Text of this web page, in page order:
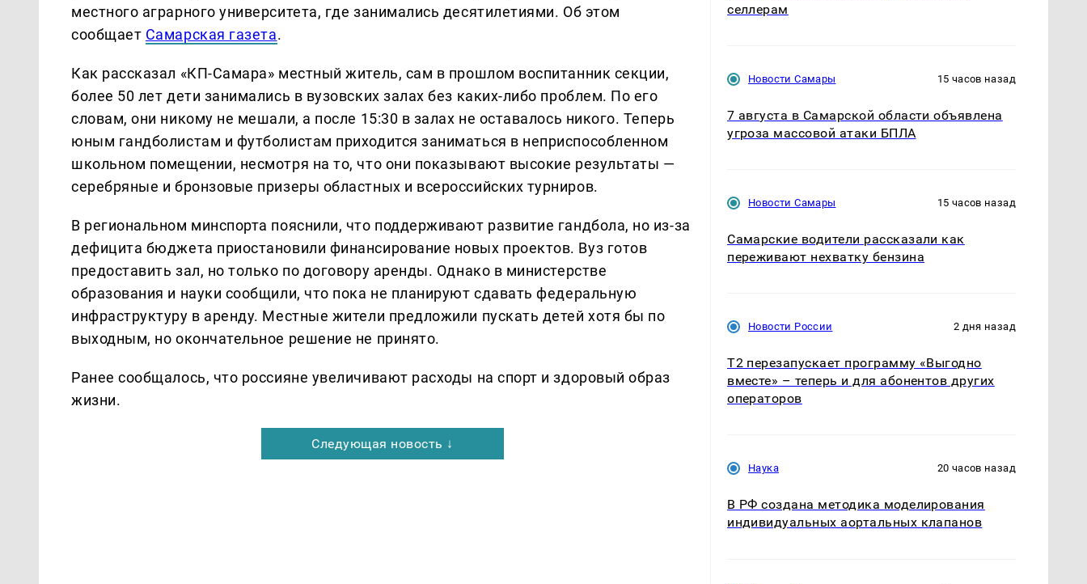
местного аграрного университета, где занимались десятилетиями. Об этом
сообщает Самарская газета.
Как рассказал «КП-Самара» местный житель, сам в прошлом воспитанник секции,
более 50 лет дети занимались в вузовских залах без каких-либо проблем. По его
словам, они никому не мешали, а после 15:30 в залах не оставалось никого. Теперь
юным гандболистам и футболистам приходится заниматься в неприспособленном
школьном помещении, несмотря на то, что они показывают высокие результаты —
серебряные и бронзовые призеры областных и всероссийских турниров.
В региональном минспорта пояснили, что поддерживают развитие гандбола, но из-за
дефицита бюджета приостановили финансирование новых проектов. Вуз готов
предоставить зал, но только по договору аренды. Однако в министерстве
образования и науки сообщили, что пока не планируют сдавать федеральную
инфраструктуру в аренду. Местные жители предложили пускать детей хотя бы по
выходным, но окончательное решение не принято.
Ранее сообщалось, что россияне увеличивают расходы на спорт и здоровый образ
жизни.
Следующая новость ↓
селлерам
Новости Самары 15 часов назад
7 августа в Самарской области объявлена
угроза массовой атаки БПЛА
Новости Самары 15 часов назад
Самарские водители рассказали как
переживают нехватку бензина
Новости России 2 дня назад
Т2 перезапускает программу «Выгодно
вместе» – теперь и для абонентов других
операторов
Наука 20 часов назад
В РФ создана методика моделирования
индивидуальных аортальных клапанов